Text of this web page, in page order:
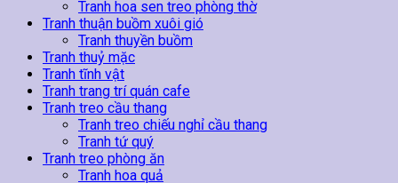
Tranh hoa sen treo phòng thờ
Tranh thuận buồm xuôi gió
Tranh thuyền buồm
Tranh thuỷ mặc
Tranh tĩnh vật
Tranh trang trí quán cafe
Tranh treo cầu thang
Tranh treo chiếu nghỉ cầu thang
Tranh tứ quý
Tranh treo phòng ăn
Tranh hoa quả